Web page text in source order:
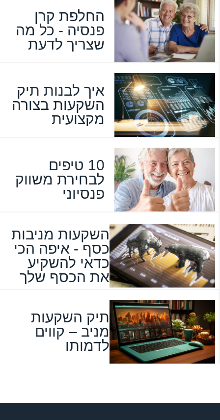
החלפת קרן
פנסיה - כל מה
שצריך לדעת
איך לבנות תיק
השקעות בצורה
מקצועית
10 טיפים
לבחירת משווק
פנסיוני
השקעות מניבות
כסף - איפה הכי
כדאי להשקיע
את הכסף שלך
תיק השקעות
מניב – קווים
לדמותו